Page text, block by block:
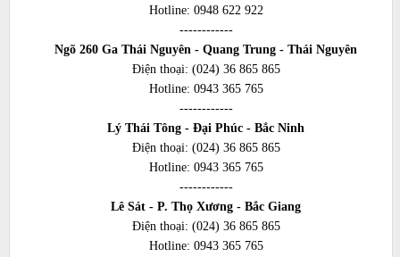
Hotline: 0948 622 922
------------
Ngõ 260 Ga Thái Nguyên - Quang Trung - Thái Nguyên
Điện thoại: (024) 36 865 865
Hotline: 0943 365 765
------------
Lý Thái Tông - Đại Phúc - Bắc Ninh
Điện thoại: (024) 36 865 865
Hotline: 0943 365 765
------------
Lê Sát - P. Thọ Xương - Bắc Giang
Điện thoại: (024) 36 865 865
Hotline: 0943 365 765